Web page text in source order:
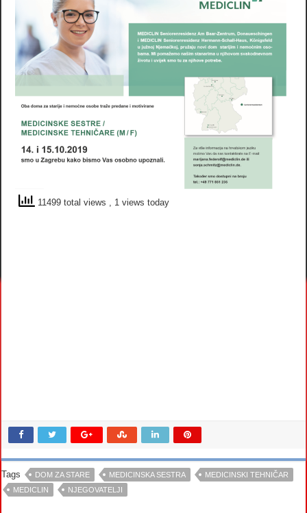
11499 total views , 1 views today
Tags DOM ZA STARE MEDICINSKA SESTRA
MEDICINSKI TEHNIČAR
MEDICLIN
NJEGOVATELJI